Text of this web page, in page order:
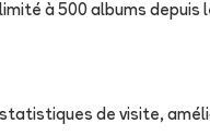
à 500 albums
de visite,